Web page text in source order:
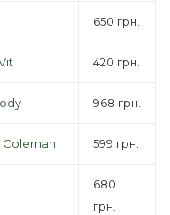
650 грн.
420 грн.
968 грн.
Coleman 599 грн.
680
грн.